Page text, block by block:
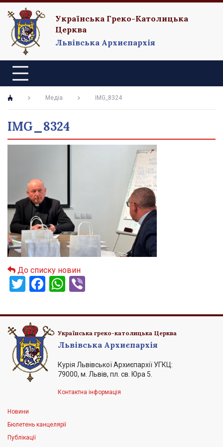
Українська Греко-Католицька
Церква
Львівська Архиєпархія
Медіа IMG_8324
IMG_8324
До списку новин
Twitter
Facebook
WhatsApp
Українська греко-католицька Церква
Львівська Архиєпархія
Курія Львівської Архиєпархії УГКЦ:
79000, м. Львів, пл. св. Юра 5.
Контактна інформація
Новини
Бюлетень канцелярії
Публікації